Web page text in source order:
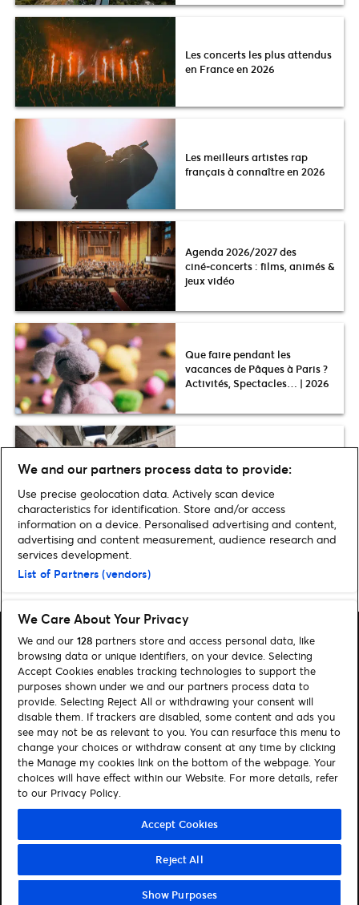
Les concerts les plus attendus
en France en 2026
Les meilleurs artistes rap
français à connaître en 2026
Agenda 2026/2027 des
ciné‑concerts : films, animés &
jeux vidéo
Que faire pendant les
vacances de Pâques à Paris ?
Activités, Spectacles… | 2026
E-Sport : les compétitions à ne
pas manquer en 2026
Home» MUSIQUE»Les Enfoirés 2026 : actualité et informations billetterie
Rechercher
Gérer mes cookies
Aide / Contact
Suivez-nous
Visit Facebook (opens in a new window)
Visit Twitter (opens in a new window)
Visit Youtube (opens in a new window)
Visit LinkedIn (opens in a new window)
© Ticketmaster 2026
We and our partners process data to provide:
Use precise geolocation data. Actively scan device
characteristics for identification. Store and/or access
information on a device. Personalised advertising and content,
advertising and content measurement, audience research and
services development.
List of Partners (vendors)
We Care About Your Privacy
We and our 128 partners store and access personal data, like
browsing data or unique identifiers, on your device. Selecting
Accept Cookies enables tracking technologies to support the
purposes shown under we and our partners process data to
provide. Selecting Reject All or withdrawing your consent will
disable them. If trackers are disabled, some content and ads you
see may not be as relevant to you. You can resurface this menu to
change your choices or withdraw consent at any time by clicking
the Manage my cookies link on the bottom of the webpage. Your
choices will have effect within our Website. For more details, refer
to our Privacy Policy.
Accept Cookies
Reject All
Show Purposes